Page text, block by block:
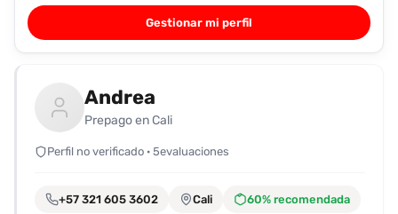
Pronto
podrás
registrarte
guardar
favoritas
para
fácilmente.
Gestionar mi perfil
Andrea
Prepago en Cali
Perfil no verificado · 5evaluaciones
+57 321 605 3602 Cali 60% recomendada